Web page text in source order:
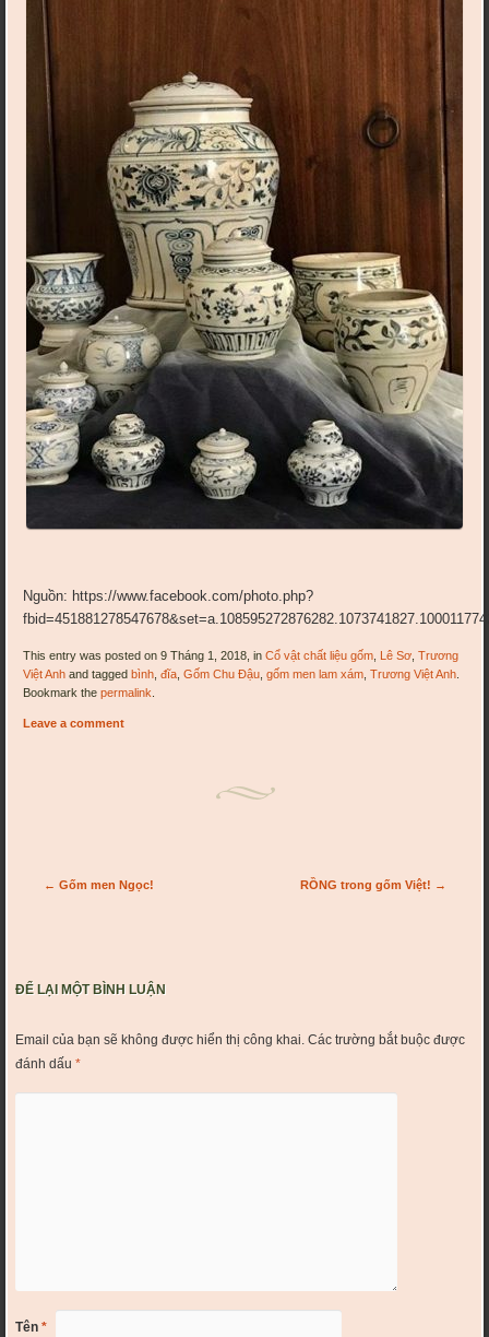
Nguồn: https://www.facebook.com/photo.php?
This entry was posted on 9 Tháng 1, 2018, inCổ vật chất liệu gốm Lê Sơ ,Trương
Việt Anh and tagged bình ,đĩa ,Gốm Chu Đậu ,gốm men lam xám ,Trương Việt Anh
Bookmark thepermalink
Leave a comment
Post navigation
← Gốm men Ngọc! RỒNG trong gốm Việt! →
ĐỂ LẠI MỘT BÌNH LUẬN
Email của bạn sẽ không được hiển thị công khai. Các trường bắt buộc được
đánh dấu *
Tên *